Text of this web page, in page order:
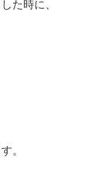
た時に、
。